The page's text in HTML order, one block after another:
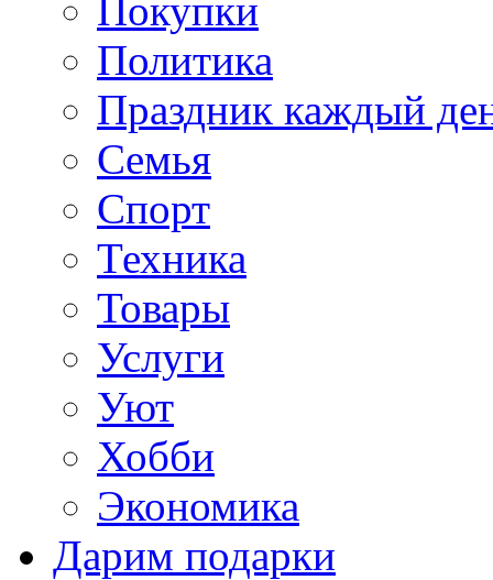
Покупки
Политика
Праздник каждый
Семья
Спорт
Техника
Товары
Услуги
Уют
Хобби
Экономика
Дарим подарки